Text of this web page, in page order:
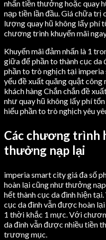
nhấn tiền thưởng hoặc quay
nạp tiền lần đầu. Giá chữa
lượng quay hũ không lấy phí
chương trình khuyến mãi
Khuyến mãi đảm nhấn là 1
giữa để phần to thành cục da
phần to trò nghịch tại
yếu đề xuất quăng quật công
khách hàng Chắn chắn đề
như quay hũ không lấy phí
hiểu phần to trò nghịch yêu
Các chương trình
thưởng nạp lại
imperia smart city giá đa số
hoàn lại cũng như thưởng
hết thành cục da đình hiện
cục da đình vẫn được hoàn
1 thời khắc 1 mực. Với
da đình vẫn được nhiều tiền
trương mục.